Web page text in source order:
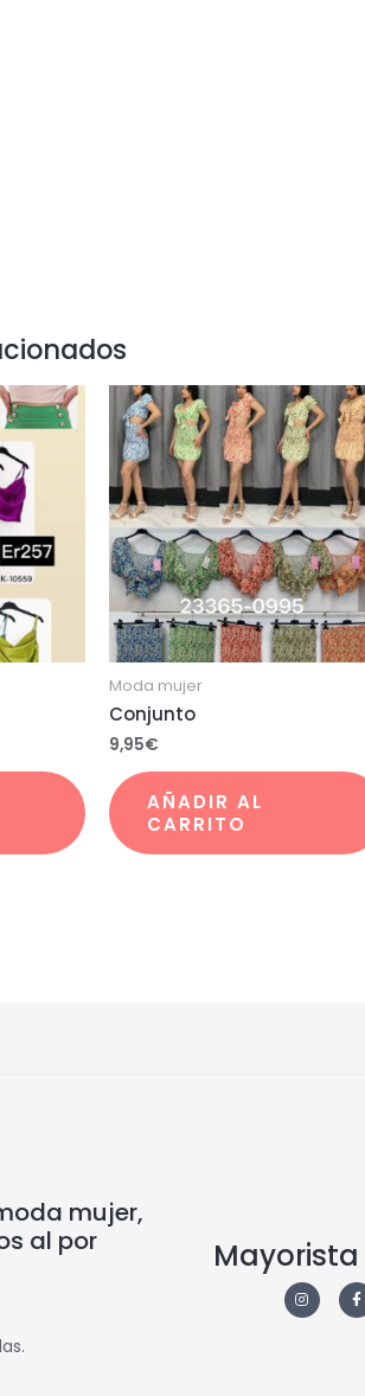
Moda mujer
Conjunto
9,95€
AÑADIR AL
CARRITO
mujer,
al por